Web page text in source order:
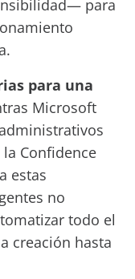
para
para una
Microsoft
Confidence
estas
no
todo el
creación hasta